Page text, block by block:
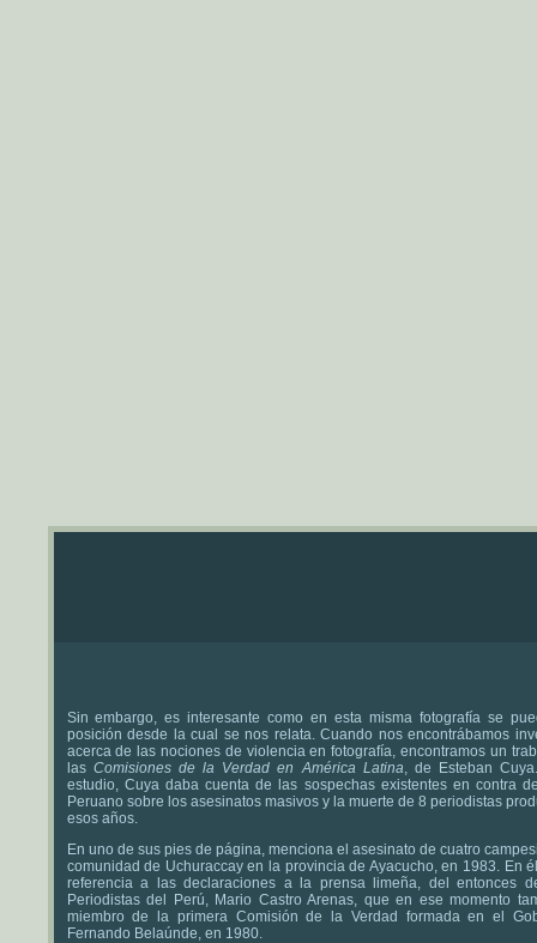
Sin embargo, es interesante como en esta misma fotografía se
posición desde la cual se nos relata. Cuando nos encontrábamos
acerca de las nociones de violencia en fotografía, encontramos un
las Comisiones de la Verdad en América Latina, de Esteban
estudio, Cuya daba cuenta de las sospechas existentes en contra
Peruano sobre los asesinatos masivos y la muerte de 8 periodistas
esos años.
En uno de sus pies de página, menciona el asesinato de cuatro
comunidad de Uchuraccay en la provincia de Ayacucho, en 1983. En
referencia a las declaraciones a la prensa limeña, del entonces
Periodistas del Perú, Mario Castro Arenas, que en ese momento
miembro de la primera Comisión de la Verdad formada en el
Fernando Belaúnde, en 1980.